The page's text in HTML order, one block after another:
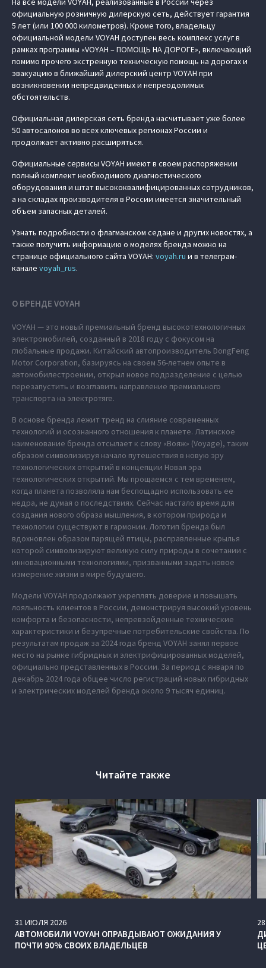
официальную розничную дилерскую сеть, действует гарантия
5 лет (или 100 000 километров). Кроме того, владельцу
официальной модели VOYAH доступен весь комплекс услуг в
рамках программы «VOYAH – ПОМОЩЬ НА ДОРОГЕ», включающий
помимо прочего экстренную техническую помощь на дорогах и
эвакуацию в ближайший дилерский центр VOYAH при
возникновении непредвиденных и непреодолимых
обстоятельств.
Официальная дилерская сеть бренда насчитывает уже более
50 автосалонов во всех ключевых регионах России и
продолжает активно расширяться.
Официальные сервисы VOYAH имеют в своем распоряжении
полный комплект необходимого диагностического
оборудования и штат высококвалифицированных сотрудников,
а на складах производителя в России имеется значительный
объем запасных деталей.
Узнать подробности о флагманском седане и других новостях, а
также получить информацию о моделях бренда можно на
странице официального сайта VOYAH: voyah.ru и в телеграм-
канале voyah_rus.
О БРЕНДЕ VOYAH
VOYAH — это новый премиальный бренд высокотехнологичных
электромобилей, созданный в 2018 году с фокусом на
глобальные продажи. Китайский автопроизводитель DongFeng
Motor Corporation, базируясь на своем 56-летнем опыте в
автомобилестроении, открыл новое подразделение с целью
перезапустить и возглавить направление премиального
транспорта на электротяге.
В основе бренда лежит тренд на слияние современных
технологий и осознанного отношения к планете. Латинское
наименование бренда отсылает к слову «Вояж» (Voyage), таким
образом символизируя начало путешествия в новую эру
технологических открытий в концепции Новая эра
технологических открытий. Мы прощаемся с тем временем,
когда планета позволяла нам беспощадно использовать ее
недра, не думая о последствиях. Сейчас настало время для
создания нового образа мышления, в котором природа и
технологии существуют в гармонии. Логотип бренда был
вдохновлен образом парящей птицы, расправленные крылья
которой символизируют великую силу природы в сочетании с
инновационными технологиями, призванными задать новое
измерение жизни в мире будущего.
Модели VOYAH продолжают укреплять доверие и повышать
лояльность клиентов в России, демонстрируя высокий уровень
комфорта и безопасности, непревзойденные технические
характеристики и безупречные потребительские свойства. По
результатам продаж за 2024 года бренд VOYAH занял первое
место на рынке гибридных и электрифицированных моделей,
официально представленных в России. За период с января по
декабрь 2024 года общее число регистраций новых гибридных
и электрических моделей бренда около 9 тысяч единиц.
Читайте также
31 ИЮЛЯ 2026
АВТОМОБИЛИ VOYAH ОПРАВДЫВАЮТ ОЖИДАНИЯ У
ПОЧТИ 90% СВОИХ ВЛАДЕЛЬЦЕВ
28